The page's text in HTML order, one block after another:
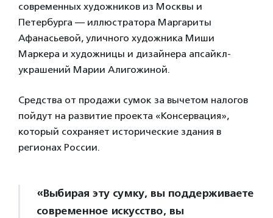
современных художников из Москвы и
Петербурга — иллюстратора Маргариты
Афанасьевой, уличного художника Миши
Маркера и художницы и дизайнера апсайкл-
украшений Марии Алигожиной.
Средства от продажи сумок за вычетом налогов
пойдут на развитие проекта «Консервация»,
который сохраняет исторические здания в
регионах России.
«Выбирая эту сумку, вы поддерживаете
современное искусство, вы